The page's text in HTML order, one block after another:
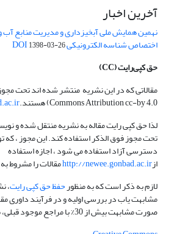
آخرین اخبار
نهمین همایش ملی آبخیزداری و مدیریت منابع
اختصاص شناسه الکترونیکی DOI1398-03-26
حق کپی‌رایت(CC)
Commons Attribution cc-by 4.0) هستند.
لذا حق کپی رایت مقاله به نشریه منتقل شده و
تحت مجوز فوق الذکر استفاده کند. این مجوز ، که
دسترسی آزاد استفاده می شود ، اجازه استفاده
ازhttp://newee.gonbad.ac.irمقالات را مشروط
لازم به ذکر است که به منظورحفظ حق کپی رایت،
مشابهت یاب در بررسی اولیه و در فرآیند داوری
صورت مشابهت بیش از 30% با مراجع موجود قبلی، مقاله رد خواهد شد.